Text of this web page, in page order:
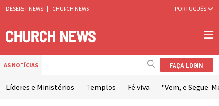
DESERET NEWS | CHURCH NEWS PORTUGUÊS
AS NOTÍCIAS FAÇA LOGIN
Líderes e Ministérios Templos Fé viva "Vem, e Segue-